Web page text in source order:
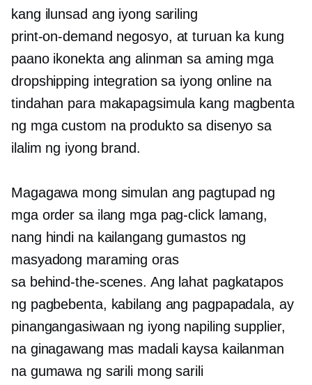
kang ilunsad ang iyong sariling
print-on-demand negosyo, at turuan ka kung
paano ikonekta ang alinman sa aming mga
dropshipping integration sa iyong online na
tindahan para makapagsimula kang magbenta
ng mga custom na produkto sa disenyo sa
ilalim ng iyong brand.
Magagawa mong simulan ang pagtupad ng
mga order sa ilang mga pag-click lamang,
nang hindi na kailangang gumastos ng
masyadong maraming oras
sa behind-the-scenes. Ang lahat pagkatapos
ng pagbebenta, kabilang ang pagpapadala, ay
pinangangasiwaan ng iyong napiling supplier,
na ginagawang mas madali kaysa kailanman
na gumawa ng sarili mong sarili